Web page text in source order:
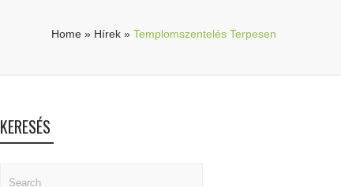
Home » Hírek » Templomszentelés Terpesen
KERESÉS